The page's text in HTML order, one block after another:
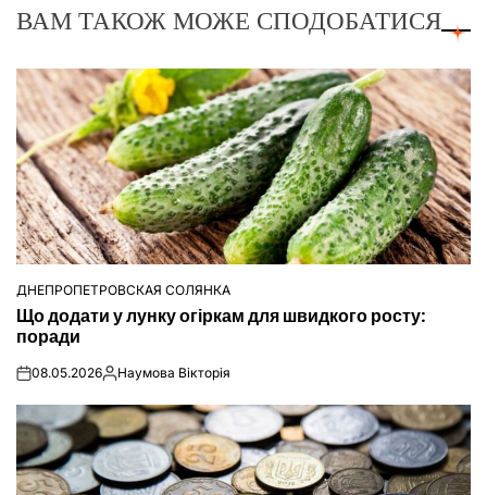
ВАМ ТАКОЖ МОЖЕ СПОДОБАТИСЯ
ОПУБЛІКУВАТИ
У
ДНЕПРОПЕТРОВСКАЯ СОЛЯНКА
Що додати у лунку огіркам для швидкого росту:
поради
on08.05.2026Опубліковано
Наумова Вікторія